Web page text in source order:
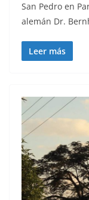
San Pedro en
alemán Dr.
Leer más